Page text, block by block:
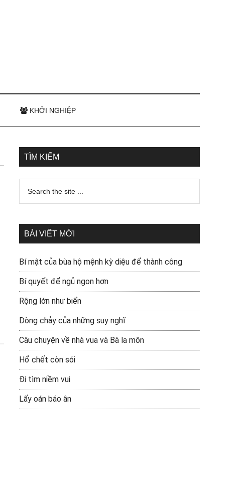
KHỞI NGHIỆP
TÌM KIẾM
BÀI VIẾT MỚI
Bí mật của bùa hộ mệnh kỳ diệu để thành công
Bí quyết để ngủ ngon hơn
Rộng lớn như biển
Dòng chảy của những suy nghĩ
Câu chuyện về nhà vua và Bà la môn
Hổ chết còn sói
Đi tìm niềm vui
Lấy oán báo ân